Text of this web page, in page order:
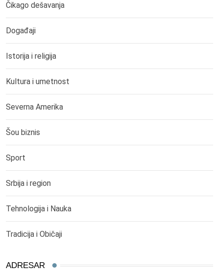
Čikago dešavanja
Događaji
Istorija i religija
Kultura i umetnost
Severna Amerika
Šou biznis
Sport
Srbija i region
Tehnologija i Nauka
Tradicija i Običaji
ADRESAR